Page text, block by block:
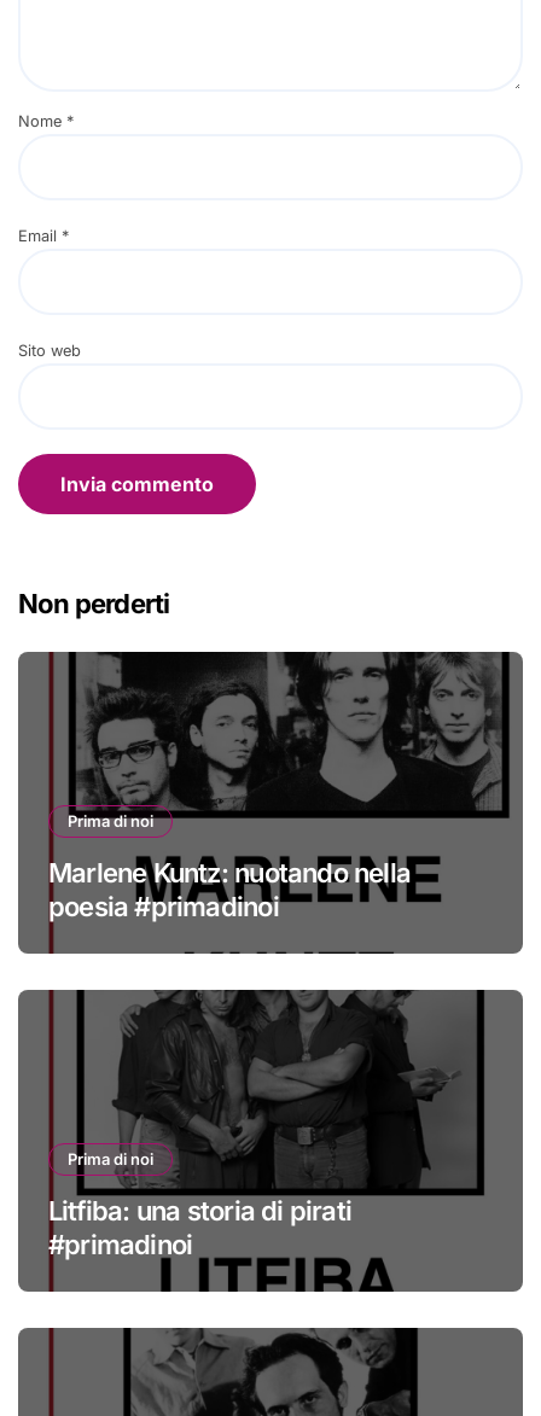
Nome *
Email *
Sito web
Non perderti
Prima di noi
Marlene Kuntz: nuotando nella
poesia #primadinoi
Prima di noi
Litfiba: una storia di pirati
#primadinoi